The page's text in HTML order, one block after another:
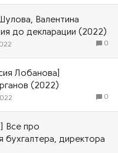
Валентина
до декларации (2022)
0
Лобанова]
(2022)
0
Все про
бухгалтера, директора